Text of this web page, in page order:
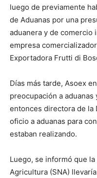
luego de previamente
de Aduanas por una
aduanera y de comercio
empresa
Exportadora Frutti di
Días más tarde, Asoex
preocupación a
entonces directora de la
oficio a aduanas para
estaban realizando.
Luego, se informó que
Agricultura (SNA)